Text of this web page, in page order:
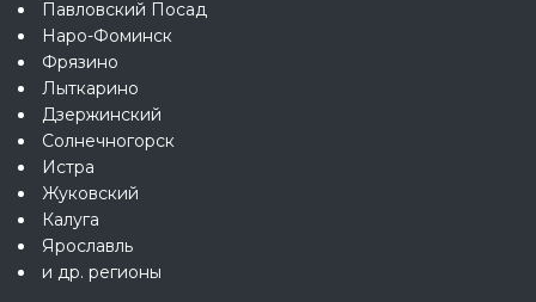
Павловский Посад
Наро-Фоминск
Фрязино
Лыткарино
Дзержинский
Солнечногорск
Истра
Жуковский
Калуга
Ярославль
и др. регионы